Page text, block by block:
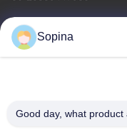
Gute Qualität Chinas
CO.,LTD
Sopina
Good day, what